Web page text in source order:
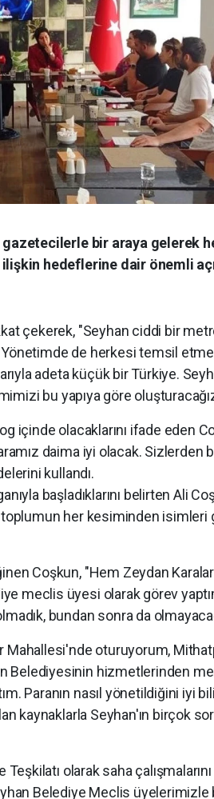
gazetecilerle bir araya gelerek
hedeflerine dair önemli
çekerek, "Seyhan ciddi bir
de herkesi temsil
adeta küçük bir Türkiye.
bu yapıya göre
içinde olacaklarını ifade eden
daima iyi olacak. Sizlerden
kullandı.
başladıklarını belirten Ali
her kesiminden isimleri
Coşkun, "Hem Zeydan
meclis üyesi olarak görev
bundan sonra da
Mahallesi'nde oturuyorum,
Belediyesinin hizmetlerinden
Paranın nasıl yönetildiğini iyi
kaynaklarla Seyhan'ın birçok
olarak saha çalışmalarını
Belediye Meclis üyelerimizle